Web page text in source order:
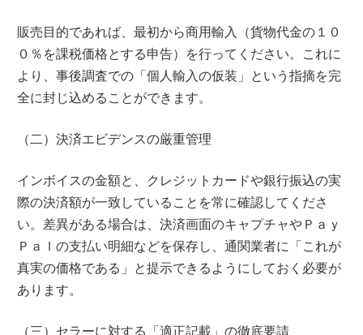
販売目的であれば、最初から商用輸入（貨物代金の１０
０％を課税価格とする申告）を行ってください。これに
より、事後調査での「個人輸入の仮装」という指摘を完
全に封じ込めることができます。
（二）決済エビデンスの厳重管理
インボイスの金額と、クレジットカードや銀行振込の実
際の決済額が一致していることを常に確認してくださ
い。差異がある場合は、決済画面のキャプチャやＰａｙ
Ｐａｌの支払い明細などを保存し、通関業者に「これが
真実の価格である」と提示できるようにしておく必要が
あります。
（三）セラーに対する「適正記載」の徹底要請